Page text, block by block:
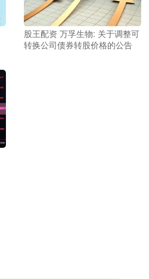
股王配资 万孚生物: 关于调整可
转换公司债券转股价格的公告